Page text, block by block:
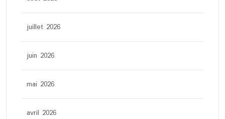
juillet 2026
juin 2026
mai 2026
avril 2026